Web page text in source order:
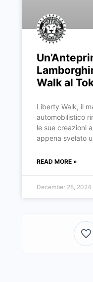
Walk al
Liberty Walk, il
automobilistico
le sue creazioni
appena svelato
READ MORE »
December 28, 2024